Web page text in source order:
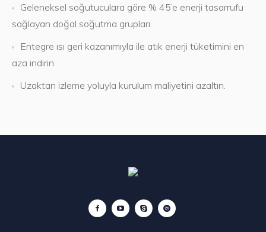
Geleneksel soğutuculara göre % 45’e enerji tasarrufu
sağlayan doğal soğutma grupları.
Entegre ısı geri kazanımıyla ile atık enerji tüketimini en
aza indirin.
Uzaktan izleme yoluyla kurulum maliyetini azaltın.
müşteri memnuniyetini ve
kalitesini ön planda tutan
teknolojik gelişmeleri
takip etmekte, kalite
için gerekli
台灣壯陽藥購買
於歲數太大，身體機能上已不支持
藥效果特別好，即使60歲的老人亦